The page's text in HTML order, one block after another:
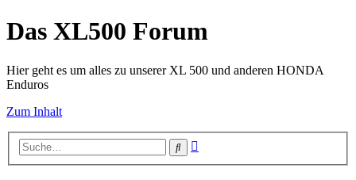
Das XL500 Forum
Hier geht es um alles zu unserer XL 500 und anderen HONDA
Enduros
Zum Inhalt
Suche